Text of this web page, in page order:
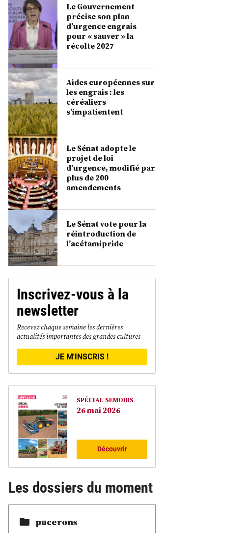
Le Gouvernement
précise son plan
d’urgence engrais
pour « sauver » la
récolte 2027
Aides européennes sur
les engrais : les
céréaliers
s’impatientent
Le Sénat adopte le
projet de loi
d’urgence, modifié par
plus de 200
amendements
Le Sénat vote pour la
réintroduction de
l’acétamipride
Inscrivez-vous à la
newsletter
Recevez chaque semaine les dernières
actualités importantes des grandes cultures
JE M'INSCRIS !
SPÉCIAL SEMOIRS
26 mai 2026
Découvrir
Les dossiers du moment
pucerons